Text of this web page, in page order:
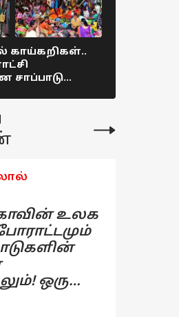
காய்கறிகள்..
சாப்பாடு
உலக
ஒரு